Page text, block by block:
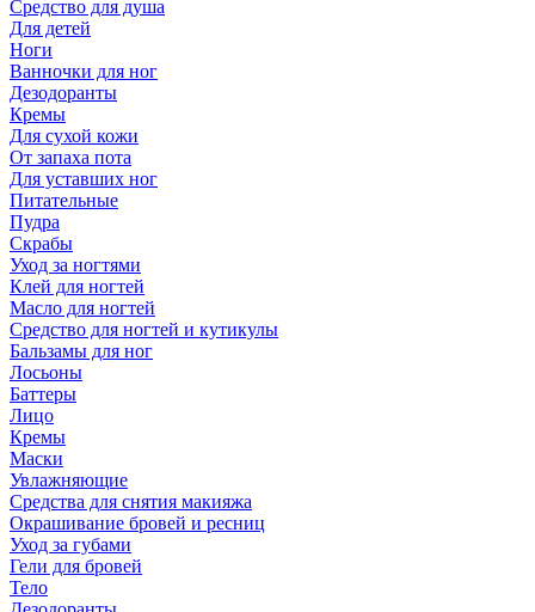
Средство для душа
Для детей
Ноги
Ванночки для ног
Дезодоранты
Кремы
Для сухой кожи
От запаха пота
Для уставших ног
Питательные
Пудра
Скрабы
Уход за ногтями
Клей для ногтей
Масло для ногтей
Средство для ногтей и кутикулы
Бальзамы для ног
Лосьоны
Баттеры
Лицо
Кремы
Маски
Увлажняющие
Средства для снятия макияжа
Окрашивание бровей и ресниц
Уход за губами
Гели для бровей
Тело